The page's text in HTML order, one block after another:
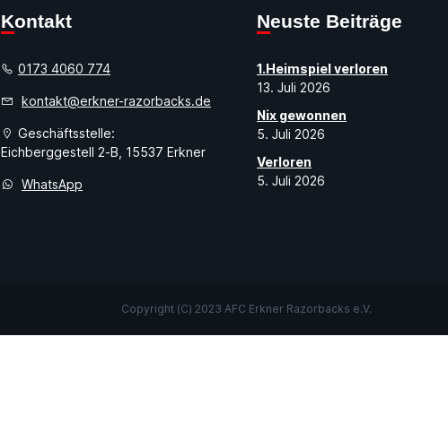
Kontakt
0173 4060 774
kontakt@erkner-razorbacks.de
Geschäftsstelle:
Eichberggestell 2-B, 15537 Erkner
WhatsApp
Neuste Beiträge
1.Heimspiel verloren
13. Juli 2026
Nix gewonnen
5. Juli 2026
Verloren
5. Juli 2026
Copyright (C) 2023 AFC Erkner Razorbacks e.V.